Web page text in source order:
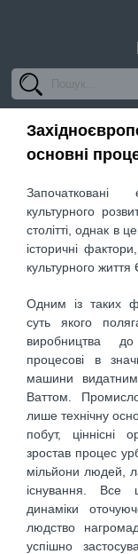
основні
Започатковані
культурного
столітті, однак в
історичні
культурного життя
Одним із таких
суть якого
виробництва
процесові в
машини видатним
Ваттом.
лише технічну
побут, ціннісні
зростав процес
мільйони людей,
існування. Все
динаміки
людство
успішно